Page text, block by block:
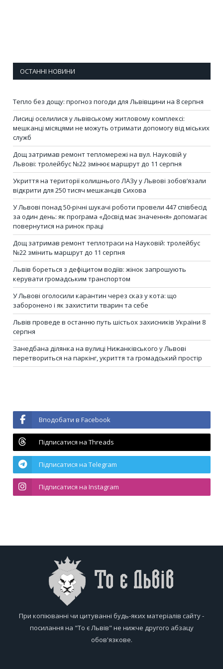
ОСТАННІ НОВИНИ
Тепло без дощу: прогноз погоди для Львівщини на 8 серпня
Лисиці оселилися у львівському житловому комплексі:
мешканці місяцями не можуть отримати допомогу від міських
служб
Дощ затримав ремонт тепломережі на вул. Науковій у
Львові: тролейбус №22 змінює маршрут до 11 серпня
Укриття на території колишнього ЛАЗу у Львові зобов’язали
відкрити для 250 тисяч мешканців Сихова
У Львові понад 50-річні шукачі роботи провели 447 співбесід
за один день: як програма «Досвід має значення» допомагає
повернутися на ринок праці
Дощ затримав ремонт теплотраси на Науковій: тролейбус
№22 змінить маршрут до 11 серпня
Львів бореться з дефіцитом водіїв: жінок запрошують
керувати громадським транспортом
У Львові оголосили карантин через сказ у кота: що
заборонено і як захистити тварин та себе
Львів проведе в останню путь шістьох захисників України 8
серпня
Занедбана ділянка на вулиці Нижанківського у Львові
перетвориться на паркінг, укриття та громадський простір
Вподобати в Facebook
Підписатися на Threads
Підписатися на Telegram
Підписатися на Instagram
При копіюванні чи цитуванні будь-яких матеріалів сайту -
посилання на "То є Львів" не нижче другого абзацу
обов'язкове.